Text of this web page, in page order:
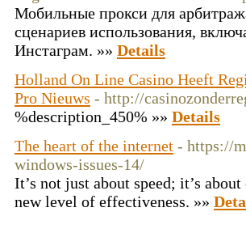
Мобильные прокси для
сценариев использования,
Инстаграм. »» Details
Holland On Line Casino Heeft
Pro Nieuws - http://
%description_450% »» Details
The heart of the internet - https://
windows-issues-14/
It’s not just about speed; it’s
new level of effectiveness. »»